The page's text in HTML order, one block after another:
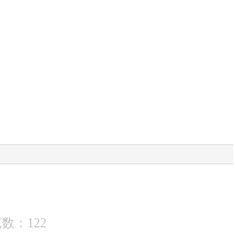
：122